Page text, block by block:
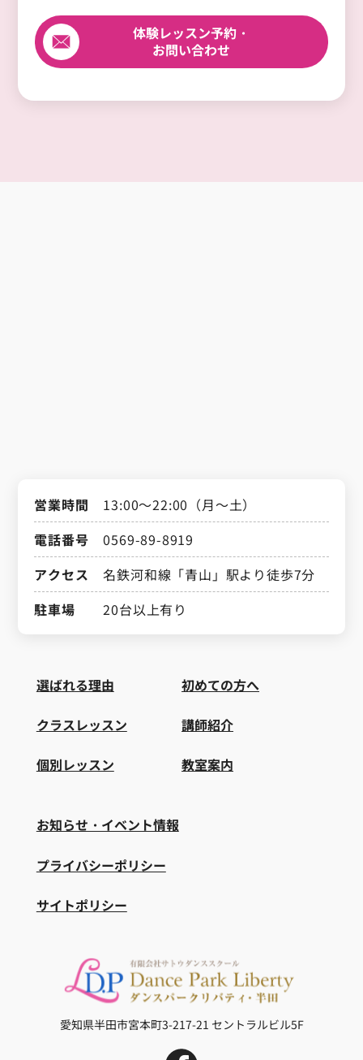
体験レッスン予約・
お問い合わせ
営業時間
13:00～22:00（月～土）
電話番号
0569-89-8919
アクセス
名鉄河和線「青山」駅より徒歩7分
駐車場
20台以上有り
選ばれる理由
クラスレッスン
個別レッスン
初めての方へ
講師紹介
教室案内
お知らせ・イベント情報
プライバシーポリシー
サイトポリシー
愛知県半田市宮本町3-217-21 セントラルビル5F